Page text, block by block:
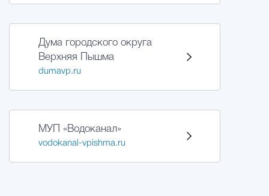
Дума городского округа
Верхняя Пышма
dumavp.ru
МУП «Водоканал»
vodokanal-vpishma.ru